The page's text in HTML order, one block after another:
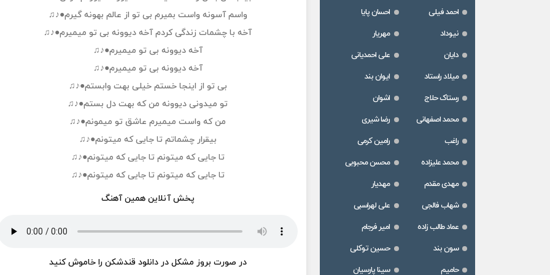
واسم آسونه واست بمیرم بی تو از عالم بهونه گیرم●♪♫
آخه با چشمات زندگی کردم آخه دیوونه بی تو میمیرم●♪♫
آخه دیوونه بی تو میمیرم●♪♫
آخه دیوونه بی تو میمیرم●♪♫
بی تو از اینجا خستم خیلی بهت وابستم●♪♫
تو میدونی دیوونه من که بهت دل بستم●♪♫
من که واست میمیرم عاشق تو میمونم●♪♫
بیقرار چشماتم تا جایی که میتونم●♪♫
تا جایی که میتونم تا جایی که میتونم●♪♫
تا جایی که میتونم تا جایی که میتونم●♪♫
پخش آنلاین همین آهنگ
در صورت بروز مشکل در دانلود قندشکن را خاموش کنید
احمد فیلی
احسان پایا
نیوداد
مهریار
دایان
علی احمدیانی
میلاد راستاد
ایوان بند
رستاک حلاج
اشوان
محمد اصفهانی
رضا شیری
راغب
رامین کرمی
محمد علیزاده
محسن محبوبی
مهدی مقدم
مهدیار
شهاب فالجی
علی لهراسبی
عماد طالب زاده
امیر فرجام
سون بند
حسین توکلی
حامیم
سینا پارسیان